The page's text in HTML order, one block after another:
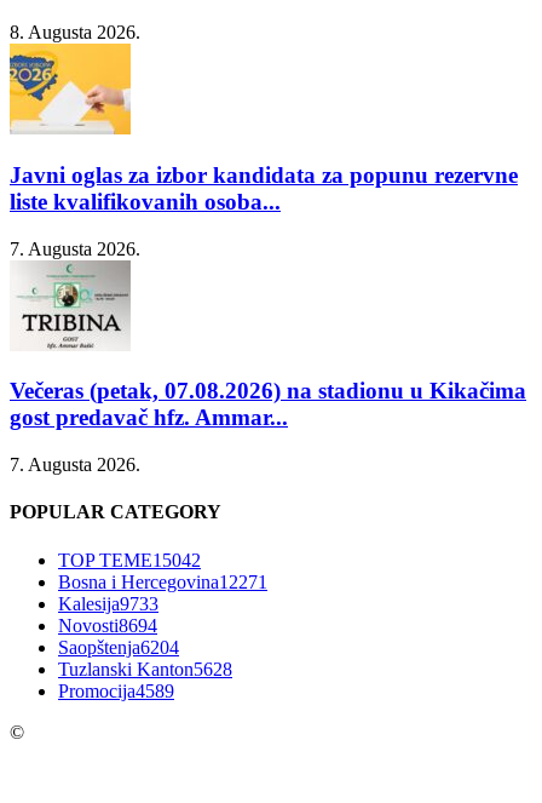
8. Augusta 2026.
Javni oglas za izbor kandidata za popunu rezervne
liste kvalifikovanih osoba...
7. Augusta 2026.
Večeras (petak, 07.08.2026) na stadionu u Kikačima
gost predavač hfz. Ammar...
7. Augusta 2026.
POPULAR CATEGORY
TOP TEME15042
Bosna i Hercegovina12271
Kalesija9733
Novosti8694
Saopštenja6204
Tuzlanski Kanton5628
Promocija4589
©